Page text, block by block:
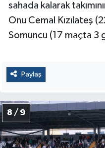
sahada kalarak
Onu Cemal Kızılateş
Somuncu (17 maçta 3
Paylaş
8 / 9